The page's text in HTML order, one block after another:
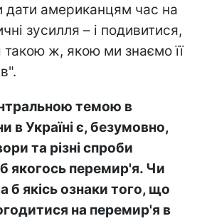
дати американцям час на
зусилля – і подивитися,
такою ж, якою ми знаємо її
темою в
в Україні є, безумовно,
та різні спроби
якогось перемир'я. Чи
б якісь ознаки того, що
на перемир'я в